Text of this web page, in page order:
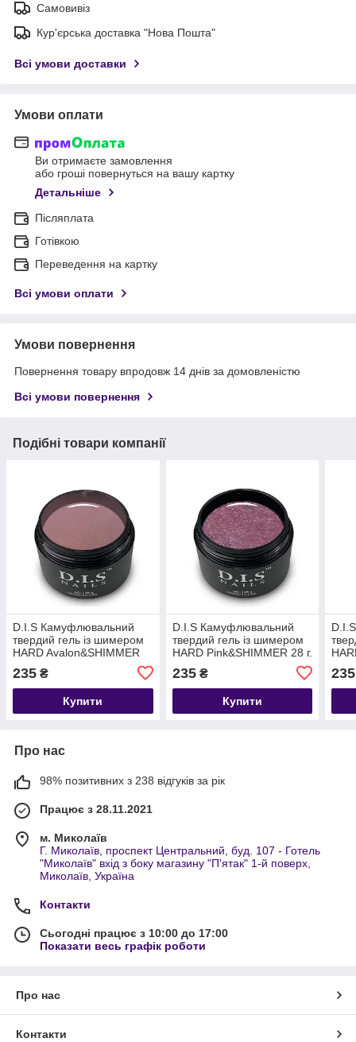
Самовивіз
Кур'єрська доставка "Нова Пошта"
Всі умови доставки
Умови оплати
Ви отримаєте замовлення
або гроші повернуться на вашу картку
Детальніше
Післяплата
Готівкою
Переведення на картку
Всі умови оплати
Умови повернення
Повернення товару впродовж 14 днів за домовленістю
Всі умови повернення
Подібні товари компанії
D.I.S Камуфлювальний
твердий гель із шимером
HARD Avalon&SHIMMER
235 ₴
Купити
D.I.S Камуфлювальний
твердий гель із шимером
HARD Pink&SHIMMER 28 г.
235₴
Купити
235
Про нас
98% позитивних з 238 відгуків за рік
Працює з 28.11.2021
м. Миколаїв
Г. Миколаїв, проспект Центральний, буд. 107 - Готель
"Миколаїв" вхід з боку магазину "П'ятак" 1-й поверх,
Миколаїв, Україна
Контакти
Сьогодні працює з 10:00 до 17:00
Показати весь графік роботи
Про нас
Контакти